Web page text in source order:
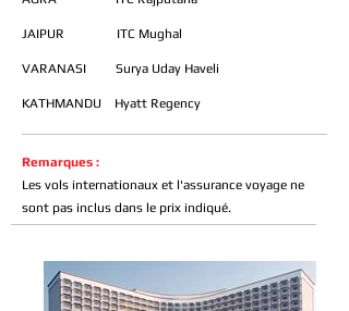
JAIPUR ITC Mughal
VARANASI Surya Uday Haveli
KATHMANDU Hyatt Regency
Remarques :
Les vols internationaux et l'assurance voyage ne
sont pas inclus dans le prix indiqué.